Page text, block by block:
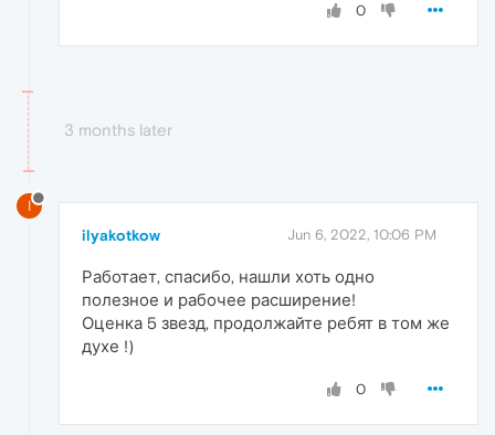
0
3 months later
I
ilyakotkow Jun 6, 2022, 10:06 PM
Работает, спасибо, нашли хоть одно
полезное и рабочее расширение!
Оценка 5 звезд, продолжайте ребят в том же
духе !)
0